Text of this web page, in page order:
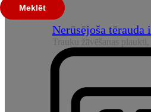
Meklēt
Nerūsējoša tērauda
Trauku žāvēšanas